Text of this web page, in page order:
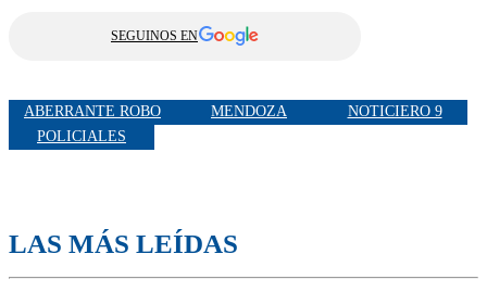
SEGUINOS EN
ABERRANTE ROBO MENDOZA
NOTICIERO 9
POLICIALES
LAS MÁS LEÍDAS